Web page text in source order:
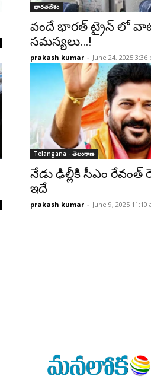
భారతదేశం
వందే భారత్ ట్రైన్ లో
సమస్యలు…!
prakash kumar - June 24, 2025 3:36
Telangana - తెలంగాణ
నేడు ఢిల్లీకి సీఎం రేవంత్
ఇదే
prakash kumar - June 9, 2025 11:10